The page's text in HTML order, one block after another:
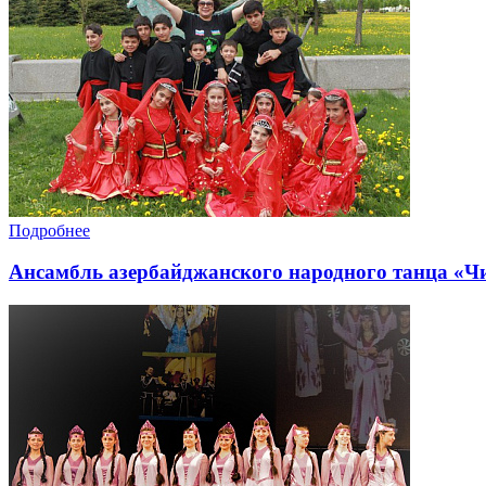
Подробнее
Ансамбль азербайджанского народного танца